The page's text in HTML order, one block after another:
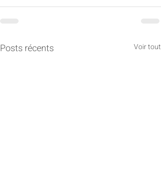
Posts récents Voir tout